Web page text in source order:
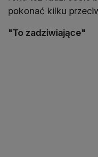
pokonać kilku
"To zadziwiające"